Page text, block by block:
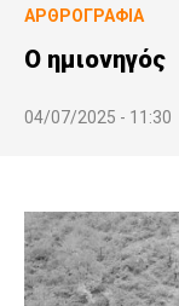
ΑΡΘΡΟΓΡΑΦΊΑ
Ο ημιονηγός
04/07/2025 - 11:30